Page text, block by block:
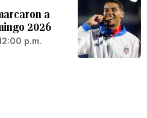
a
2026
p.m.